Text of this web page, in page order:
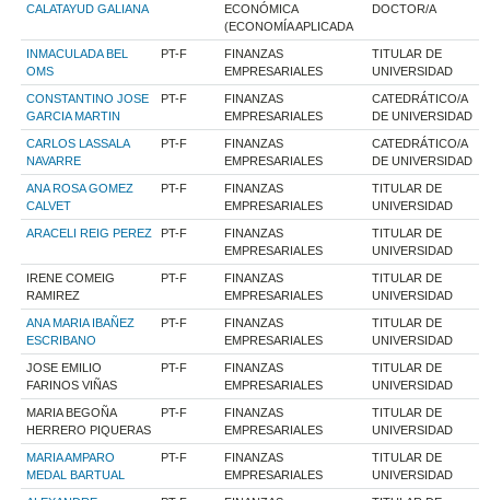
CALATAYUD GALIANA
ECONÓMICA
(ECONOMÍA APLICADA
DOCTOR/A
INMACULADA BEL
OMS
PT-F
FINANZAS
EMPRESARIALES
TITULAR DE
UNIVERSIDAD
CONSTANTINO JOSE
GARCIA MARTIN
PT-F
FINANZAS
EMPRESARIALES
CATEDRÁTICO/A
DE UNIVERSIDAD
CARLOS LASSALA
NAVARRE
PT-F
FINANZAS
EMPRESARIALES
CATEDRÁTICO/A
DE UNIVERSIDAD
ANA ROSA GOMEZ
CALVET
PT-F
FINANZAS
EMPRESARIALES
TITULAR DE
UNIVERSIDAD
ARACELI REIG PEREZ PT-F
FINANZAS
EMPRESARIALES
TITULAR DE
UNIVERSIDAD
IRENE COMEIG
RAMIREZ
PT-F
FINANZAS
EMPRESARIALES
TITULAR DE
UNIVERSIDAD
ANA MARIA IBAÑEZ
ESCRIBANO
PT-F
FINANZAS
EMPRESARIALES
TITULAR DE
UNIVERSIDAD
JOSE EMILIO
FARINOS VIÑAS
PT-F
FINANZAS
EMPRESARIALES
TITULAR DE
UNIVERSIDAD
MARIA BEGOÑA
HERRERO PIQUERAS
PT-F
FINANZAS
EMPRESARIALES
TITULAR DE
UNIVERSIDAD
MARIA AMPARO
MEDAL BARTUAL
PT-F
FINANZAS
EMPRESARIALES
TITULAR DE
UNIVERSIDAD